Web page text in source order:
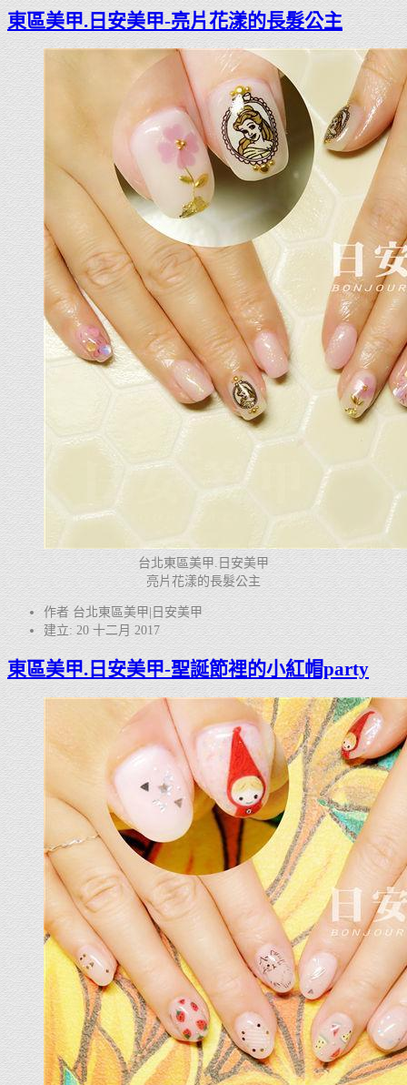
東區美甲.日安美甲-亮片花漾的長髮公主
台北東區美甲.日安美甲
亮片花漾的長髮公主
作者 台北東區美甲|日安美甲
建立: 20 十二月 2017
東區美甲.日安美甲-聖誕節裡的小紅帽party